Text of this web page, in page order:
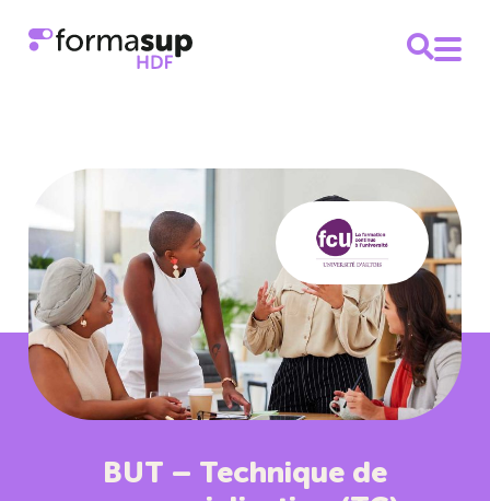
BUT – Technique de